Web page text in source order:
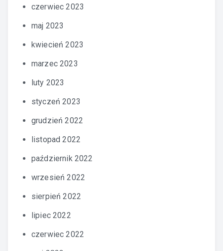
czerwiec 2023
maj 2023
kwiecień 2023
marzec 2023
luty 2023
styczeń 2023
grudzień 2022
listopad 2022
październik 2022
wrzesień 2022
sierpień 2022
lipiec 2022
czerwiec 2022